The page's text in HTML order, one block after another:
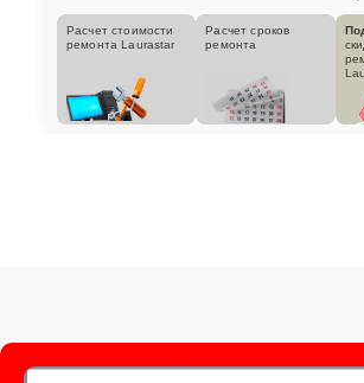
Расчет стоимости
ремонта Laurastar
Расчет сроков
ремонта